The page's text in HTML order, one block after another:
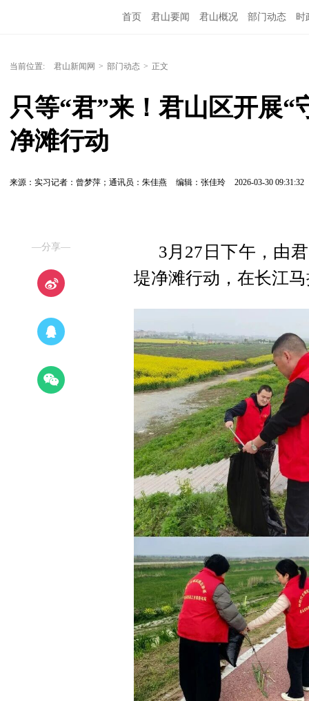
首页 君山要闻 君山概况 部门动态 时
当前位置: 君山新闻网 > 部门动态 > 正文
只等“君”来！君山区开展
净滩行动
来源：实习记者：曾梦萍；通讯员：朱佳燕 编辑：张佳玲 2026-03-30 09:31:32
—分享—
3月27日下午，由
堤净滩行动，在长江